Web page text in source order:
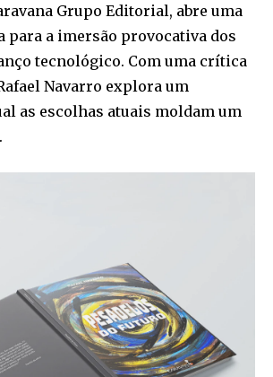
Grupo Editorial, abre uma
para a imersão provocativa dos
tecnológico. Com uma crítica
Navarro explora um
as escolhas atuais moldam um